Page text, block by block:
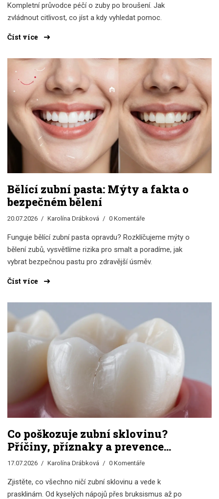
Kompletní průvodce péčí o zuby po broušení. Jak
zvládnout citlivost, co jíst a kdy vyhledat pomoc.
Číst více
Bělící zubní pasta: Mýty a fakta o
bezpečném bělení
20.07.2026 Karolína Drábková 0 Komentáře
Funguje bělící zubní pasta opravdu? Rozklíčujeme mýty o
bělení zubů, vysvětlíme rizika pro smalt a poradíme, jak
vybrat bezpečnou pastu pro zdravější úsměv.
Číst více
Co poškozuje zubní sklovinu?
Příčiny, příznaky a prevence
prasklin
17.07.2026 Karolína Drábková 0 Komentáře
Zjistěte, co všechno ničí zubní sklovinu a vede k
prasklinám. Od kyselých nápojů přes bruksismus až po